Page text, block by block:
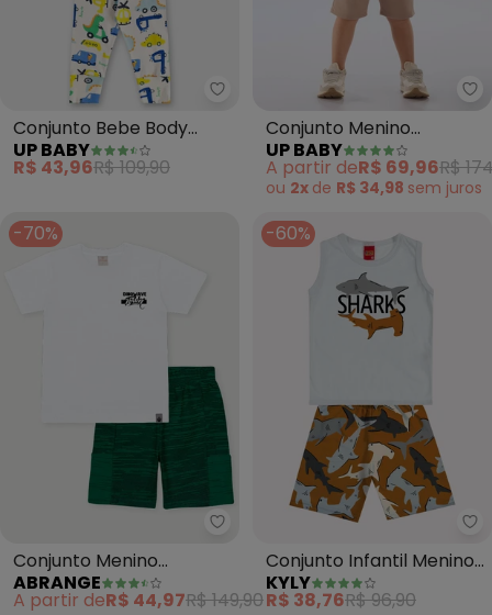
Up Baby - Conjunto Bebe
Conjunto Bebe Body
Manga Curta e Calça
Carros (Branco)
UP BABY
R$ 43,96R$ 109,90
Conjunto Menino
Camiseta e Bermuda
(Branco)
UP BABY
A partir deR$ 69,96R$
ou 2x de R$ 34,98 sem juros
-70%
Abrange - Conjunto Menino
Conjunto Menino
Dinowave (Branco)
ABRANGE
A partir deR$ 44,97R$ 149,90
-60%
Conjunto Infantil Menino
Tubarão (Branco)
KYLY
R$ 38,76R$ 96,90